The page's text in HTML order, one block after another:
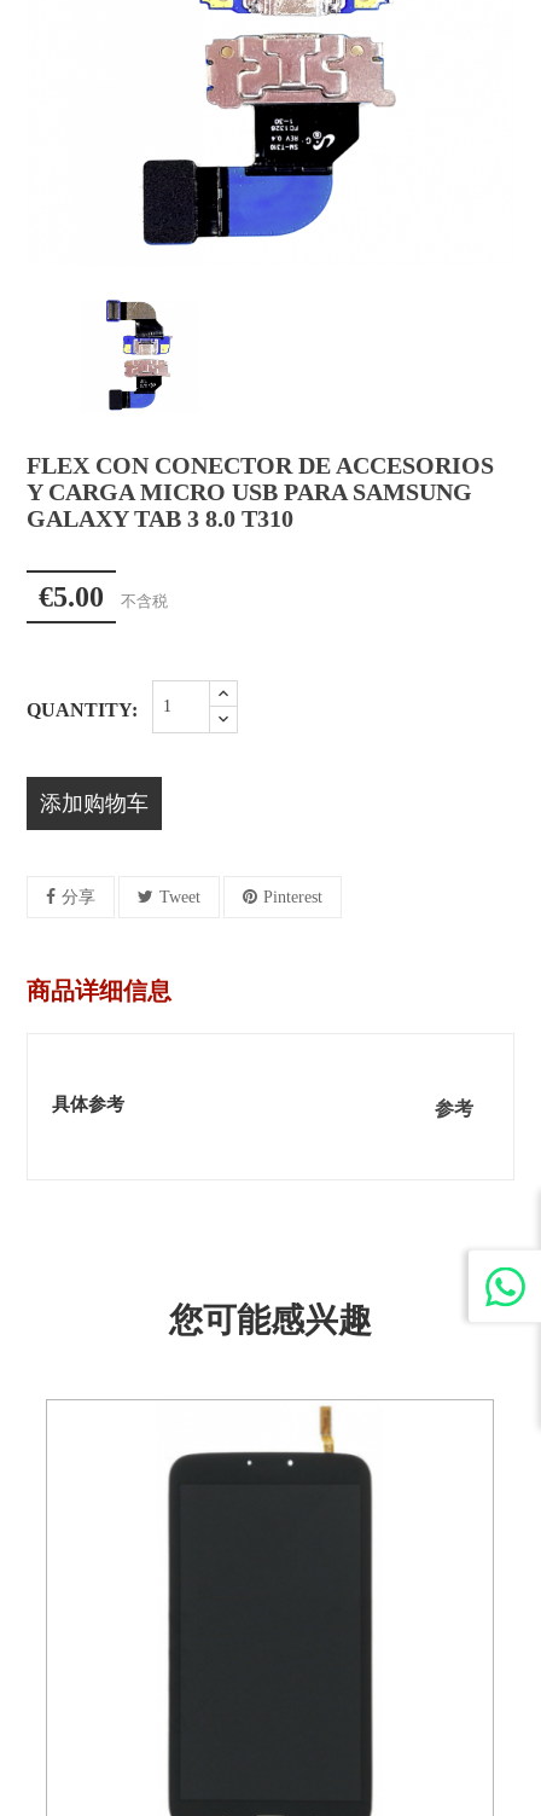
FLEX CON CONECTOR DE ACCESORIOS
Y CARGA MICRO USB PARA SAMSUNG
GALAXY TAB 3 8.0 T310
€5.00 不含税
QUANTITY:
添加购物车
分享 Tweet Pinterest
商品详细信息
参考
具体参考
您可能感兴趣